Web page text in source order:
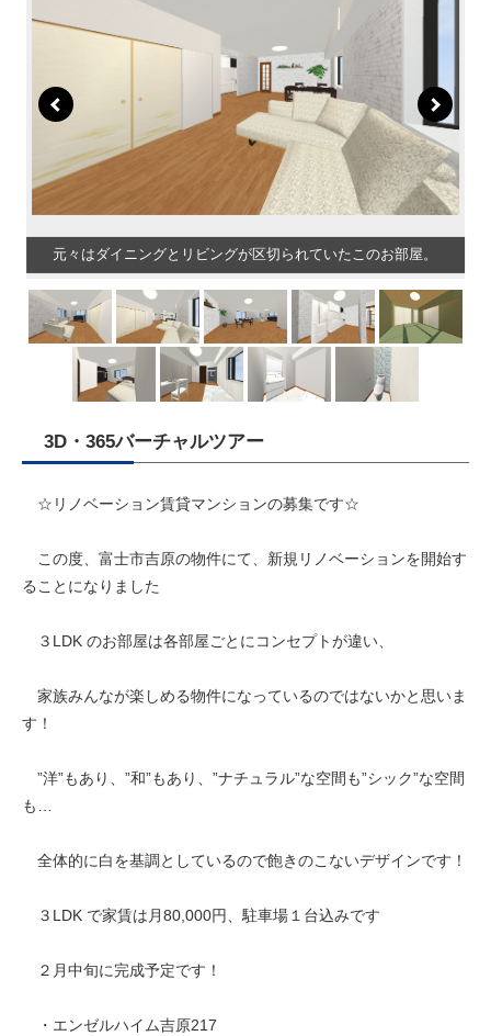
元々はダイニングとリビングが区切られていたこのお部屋。
3D・365バーチャルツアー
☆リノベーション賃貸マンションの募集です☆
この度、富士市吉原の物件にて、新規リノベーションを開始す
ることになりました
３LDK のお部屋は各部屋ごとにコンセプトが違い、
家族みんなが楽しめる物件になっているのではないかと思いま
す！
”洋”もあり、”和”もあり、”ナチュラル”な空間も”シック”な空間
も…
全体的に白を基調としているので飽きのこないデザインです！
３LDK で家賃は月80,000円、駐車場１台込みです
２月中旬に完成予定です！
・エンゼルハイム吉原217